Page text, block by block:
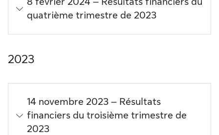
quatrième trimestre de 2023
2023
14 novembre 2023 – Résultats
financiers du troisième trimestre de
2023